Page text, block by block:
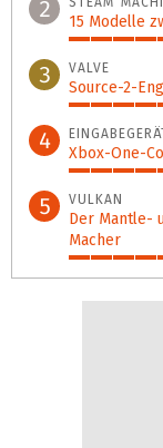
2 15 Modelle
57%
3 VALVE
Source-2-
53%
4 Xbox-One-
51%
5 VULKAN
Der Mantle-
Macher
51%